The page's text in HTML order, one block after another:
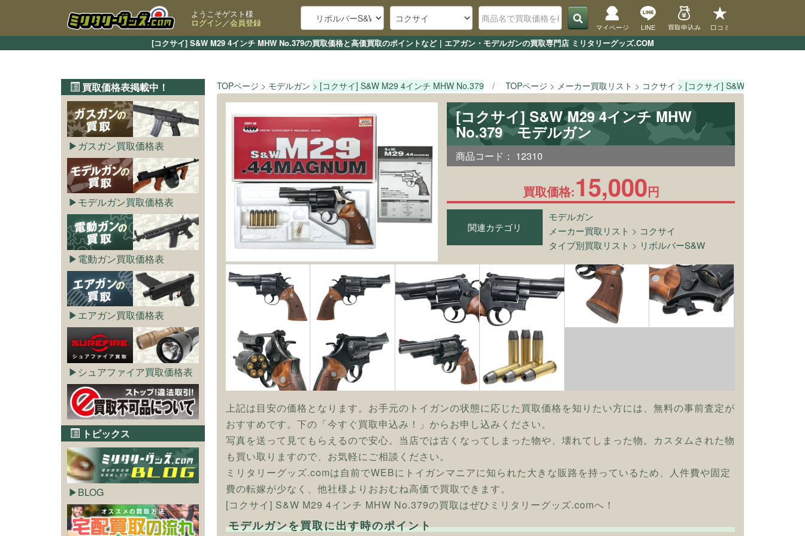
[コクサイ] S&W M29 4インチ MHW No.379の買取価格と高価買取のポイントなど｜エアガン・モデルガンの買取専門店 ミリタリーグッズ.COM
ようこそゲスト様
ログイン／会員登録 マイページ LINE 買取申込み 口コミ
TOPページ モデルガン [コクサイ] S&W M29 4インチ MHW No.379 TOPページ メーカー買取リスト コクサイ [コクサイ] S&W M29 4インチ
[コクサイ] S&W M29 4インチ MHW
No.379 モデルガン
商品コード： 12310
買取価格:15,000円
関連カテゴリ
モデルガン
メーカー買取リスト > コクサイ
タイプ別買取リスト > リボルバーS&W
上記は目安の価格となります。お手元のトイガンの状態に応じた買取価格を知りたい方には、無料の事前査定が
おすすめです。下の「今すぐ買取申込み！」からお申し込みください。
写真を送って見てもらえるので安心。当店では古くなってしまった物や、壊れてしまった物。カスタムされた物
も買い取りますので、お気軽にご相談ください。
ミリタリーグッズ.comは自前でWEBにトイガンマニアに知られた大きな販路を持っているため、人件費や固定
費の転嫁が少なく、他社様よりおおむね高価で買取できます。
[コクサイ] S&W M29 4インチ MHW No.379の買取はぜひミリタリーグッズ.comへ！
モデルガンを買取に出す時のポイント
買取価格表掲載中！
ガスガン買取価格表
モデルガン買取価格表
電動ガン買取価格表
エアガン買取価格表
シュアファイア買取価格表
トピックス
BLOG